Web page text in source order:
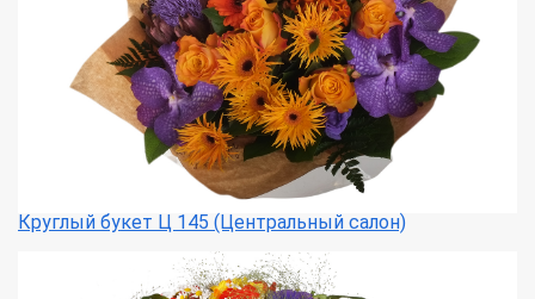
Круглый букет Ц 145 (Центральный салон)